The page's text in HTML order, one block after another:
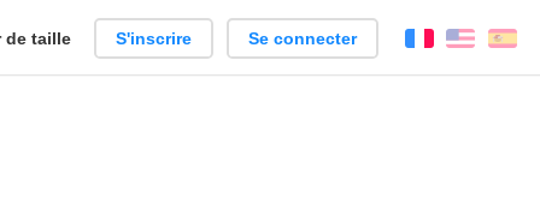
de taille S'inscrire Se connecter FrançaisEnglish